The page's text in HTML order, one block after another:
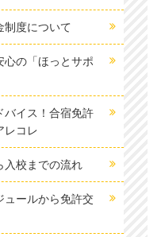
制度について
心の「ほっとサポ
バイス！合宿免許
レコレ
入校までの流れ
ュールから免許交